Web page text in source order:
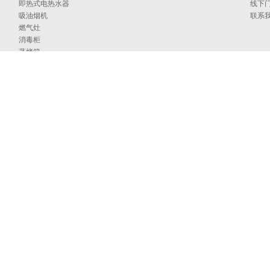
即热式电热水器
吸油烟机
燃气灶
消毒柜
蒸烤箱
线下
联系